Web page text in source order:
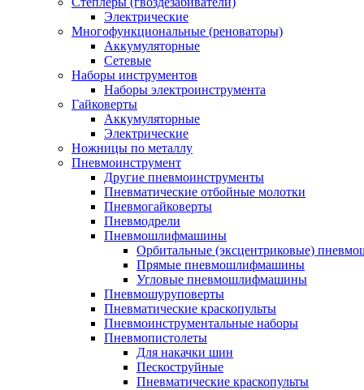
Электрические
Многофункциональные (реноваторы)
Аккумуляторные
Сетевые
Наборы инструментов
Наборы электроинструмента
Гайковерты
Аккумуляторные
Электрические
Ножницы по металлу
Пневмоинструмент
Другие пневмоинструменты
Пневматические отбойные молотки
Пневмогайковерты
Пневмодрели
Пневмошлифмашины
Орбитальные (эксцентриковые)
Прямые пневмошлифмашины
Угловые пневмошлифмашины
Пневмошуруповерты
Пневматические краскопульты
Пневмоинструментальные наборы
Пневмопистолеты
Для накачки шин
Пескоструйные
Пневматические краскопульты